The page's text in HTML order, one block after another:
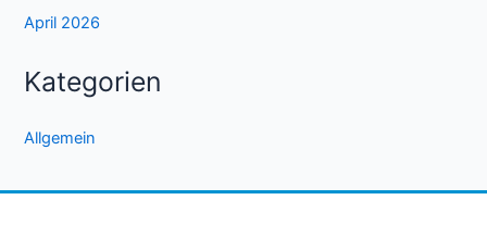
April 2026
Kategorien
Allgemein